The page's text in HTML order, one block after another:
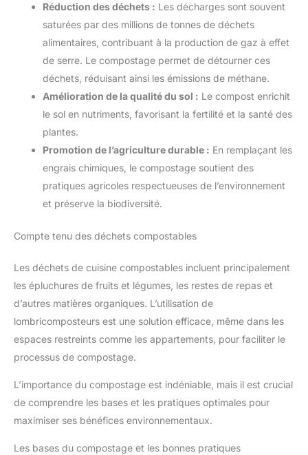
Réduction des déchets : Les décharges sont souvent
saturées par des millions de tonnes de déchets
alimentaires, contribuant à la production de gaz à effet
de serre. Le compostage permet de détourner ces
déchets, réduisant ainsi les émissions de méthane.
Amélioration de la qualité du sol : Le compost enrichit
le sol en nutriments, favorisant la fertilité et la santé des
plantes.
Promotion de l’agriculture durable : En remplaçant les
engrais chimiques, le compostage soutient des
pratiques agricoles respectueuses de l’environnement
et préserve la biodiversité.
Compte tenu des déchets compostables
Les déchets de cuisine compostables incluent principalement
les épluchures de fruits et légumes, les restes de repas et
d’autres matières organiques. L’utilisation de
lombricomposteurs est une solution efficace, même dans les
espaces restreints comme les appartements, pour faciliter le
processus de compostage.
L’importance du compostage est indéniable, mais il est crucial
de comprendre les bases et les pratiques optimales pour
maximiser ses bénéfices environnementaux.
Les bases du compostage et les bonnes pratiques